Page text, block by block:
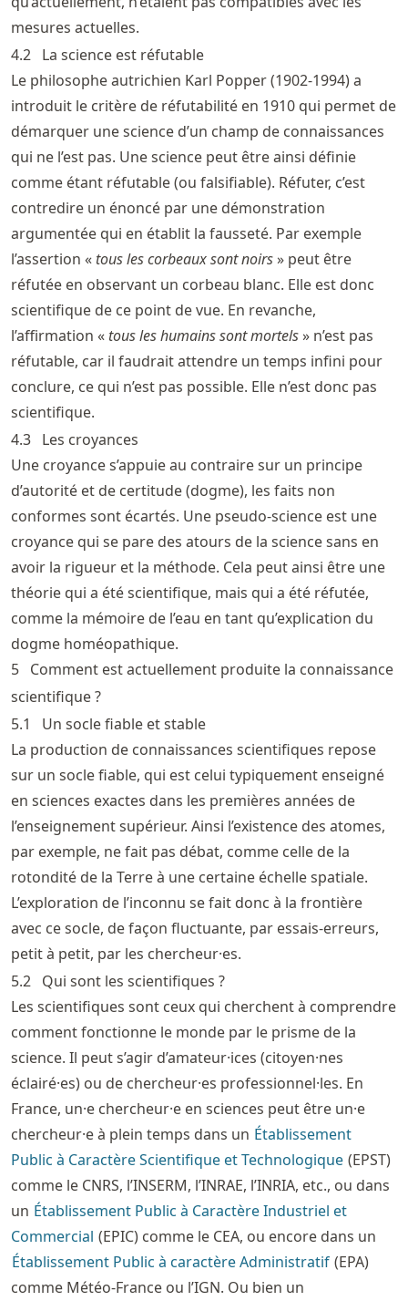
mesures actuelles.
4.2 La science est réfutable
Le philosophe autrichien Karl Popper (1902-1994) a
introduit le critère de réfutabilité en 1910 qui permet de
démarquer une science d’un champ de connaissances
qui ne l’est pas. Une science peut être ainsi définie
comme étant réfutable (ou falsifiable). Réfuter, c’est
contredire un énoncé par une démonstration
argumentée qui en établit la fausseté. Par exemple
l’assertion « tous les corbeaux sont noirs» peut être
réfutée en observant un corbeau blanc. Elle est donc
scientifique de ce point de vue. En revanche,
l’affirmation « tous les humains sont mortels» n’est pas
réfutable, car il faudrait attendre un temps infini pour
conclure, ce qui n’est pas possible. Elle n’est donc pas
scientifique.
4.3 Les croyances
Une croyance s’appuie au contraire sur un principe
d’autorité et de certitude (dogme), les faits non
conformes sont écartés. Une pseudo-science est une
croyance qui se pare des atours de la science sans en
avoir la rigueur et la méthode. Cela peut ainsi être une
théorie qui a été scientifique, mais qui a été réfutée,
comme la mémoire de l’eau en tant qu’explication du
dogme homéopathique.
5 Comment est actuellement produite la connaissance
scientifique ?
5.1
Un socle fiable et stable
La production de connaissances scientifiques repose
sur un socle fiable, qui est celui typiquement enseigné
en sciences exactes dans les premières années de
l’enseignement supérieur. Ainsi l’existence des atomes,
par exemple, ne fait pas débat, comme celle de la
rotondité de la Terre à une certaine échelle spatiale.
L’exploration de l’inconnu se fait donc à la frontière
avec ce socle, de façon fluctuante, par essais-erreurs,
petit à petit, par les chercheur·es.
5.2 Qui sont les scientifiques ?
Les scientifiques sont ceux qui cherchent à comprendre
comment fonctionne le monde par le prisme de la
science. Il peut s’agir d’amateur·ices (citoyen·nes
éclairé·es) ou de chercheur·es professionnel·les. En
France, un·e chercheur·e en sciences peut être un·e
chercheur·e à plein temps dans un Établissement
Public à Caractère Scientifique et Technologique (EPST)
comme le CNRS, l’INSERM, l’INRAE, l’INRIA, etc., ou dans
un Établissement Public à Caractère Industriel et
Commercial (EPIC) comme le CEA, ou encore dans un
Établissement Public à caractère Administratif (EPA)
comme Météo-France ou l’IGN. Ou bien un